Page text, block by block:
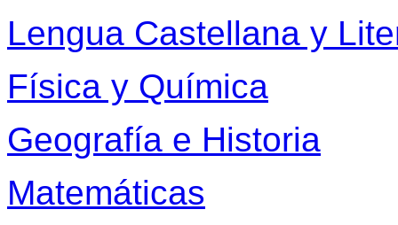
Lengua Castellana y
Física y Química
Geografía e Historia
Matemáticas